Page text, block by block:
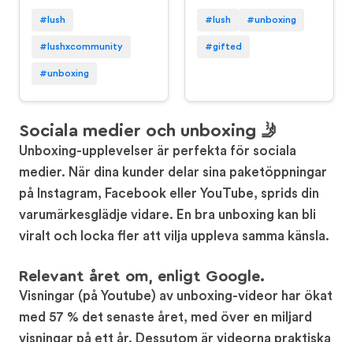
#lush
#lushxcommunity
#unboxing
#lush #unboxing
#gifted
Sociala medier och unboxing 🤳
Unboxing-upplevelser är perfekta för sociala
medier. När dina kunder delar sina paketöppningar
på Instagram, Facebook eller YouTube, sprids din
varumärkesglädje vidare. En bra unboxing kan bli
viralt och locka fler att vilja uppleva samma känsla.
Relevant året om, enligt Google.
Visningar (på Youtube) av unboxing-videor har ökat
med 57 % det senaste året, med över en miljard
visningar på ett år. Dessutom är videorna praktiska